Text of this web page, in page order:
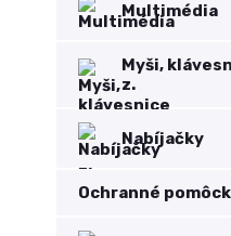
Multimédia
Myši,
z.
Nabíjačky
Ochranné